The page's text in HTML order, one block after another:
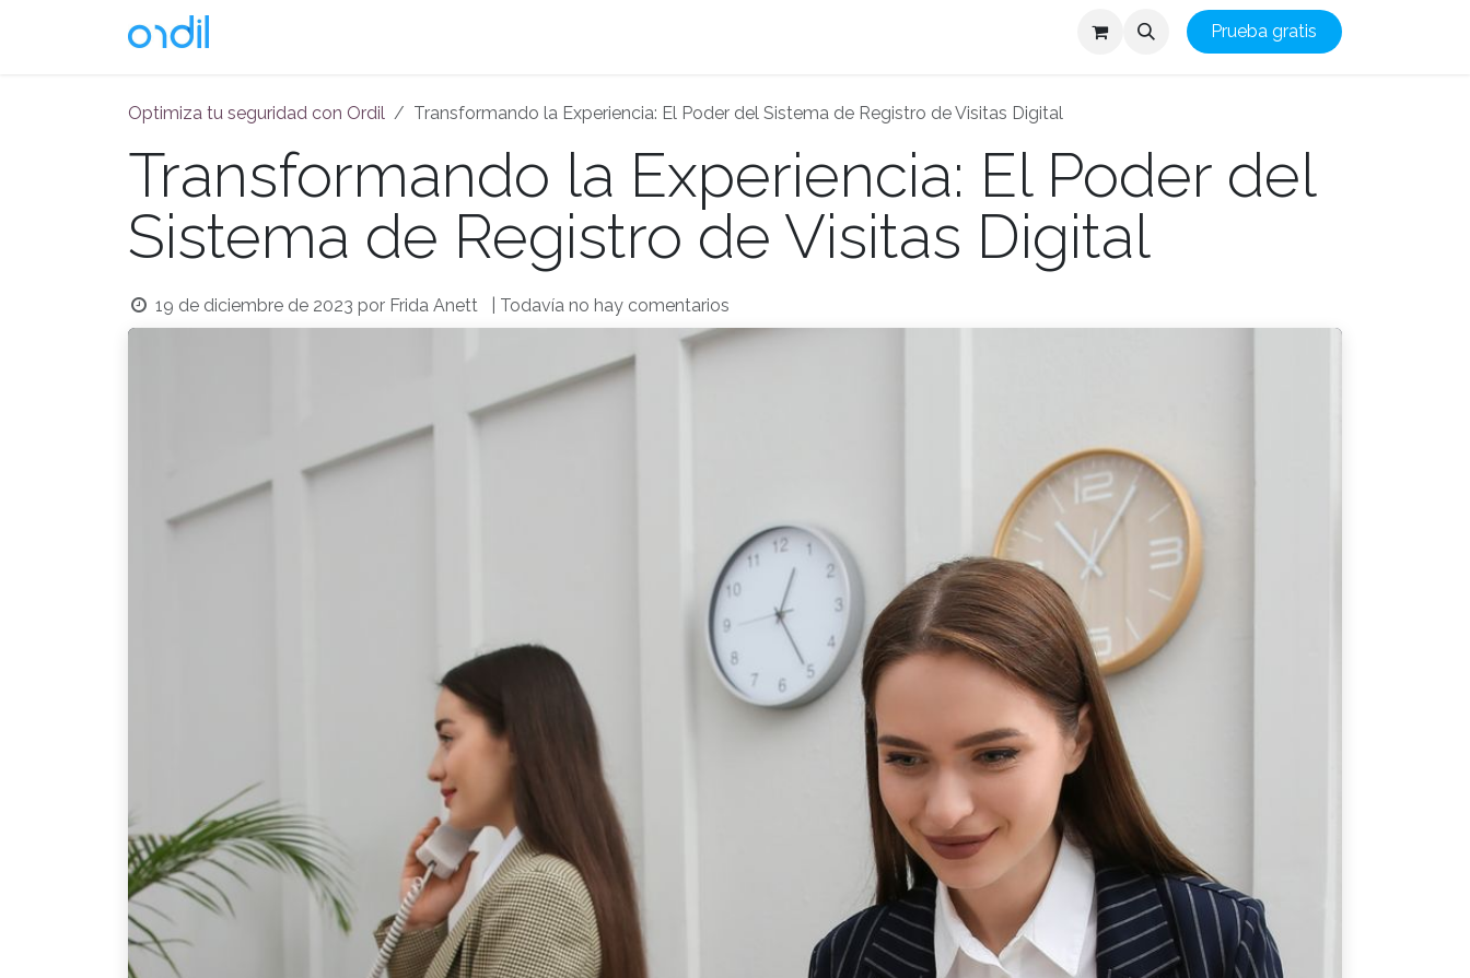
Prueba gratis
Optimiza tu seguridad con Ordil Transformando la Experiencia: El Poder del Sistema de Registro de Visitas Digital
Transformando la Experiencia: El Poder del
Sistema de Registro de Visitas Digital
19 de diciembre de 2023 por Frida Anett | Todavía no hay comentarios